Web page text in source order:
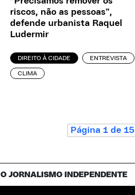
riscos, não as pessoas”,
defende urbanista Raquel
Ludermir
DIREITO À CIDADE ENTREVISTA
CLIMA
Página 1 de 15
O JORNALISMO INDEPENDENTE